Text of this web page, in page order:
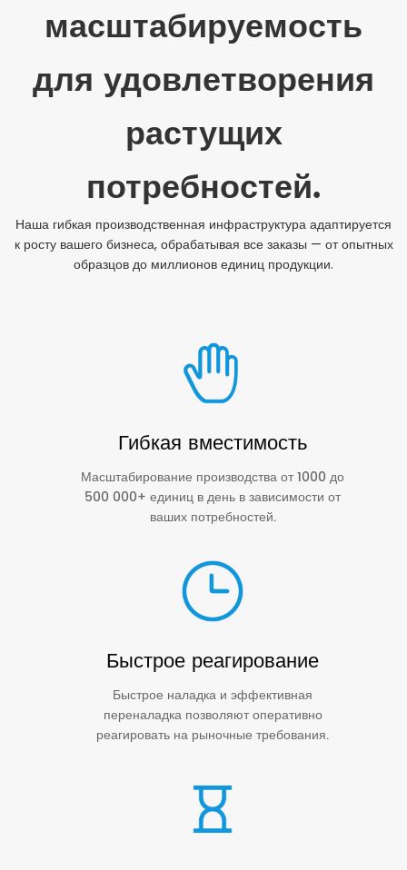
масштабируемость
для удовлетворения
растущих
потребностей.
Наша гибкая производственная инфраструктура адаптируется
к росту вашего бизнеса, обрабатывая все заказы — от опытных
образцов до миллионов единиц продукции.
Гибкая вместимость
Масштабирование производства от 1000 до
500 000+ единиц в день в зависимости от
ваших потребностей.
Быстрое реагирование
Быстрое наладка и эффективная
переналадка позволяют оперативно
реагировать на рыночные требования.